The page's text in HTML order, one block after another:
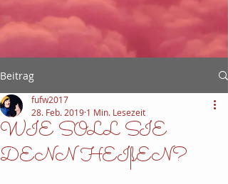
Beitrag
WIE SOLL SIE
DENN HEIßEN?
fufw2017
28. Feb. 2019 1 Min. Lesezeit